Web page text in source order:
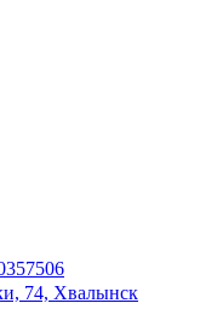
74, Хвалынск